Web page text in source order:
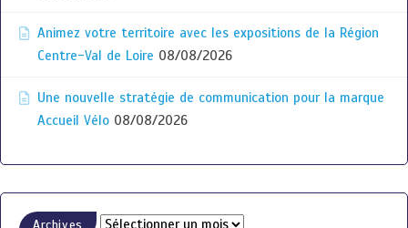
Animez votre territoire avec les expositions de la Région
Centre-Val de Loire 08/08/2026
Une nouvelle stratégie de communication pour la marque
Accueil Vélo 08/08/2026
Archives